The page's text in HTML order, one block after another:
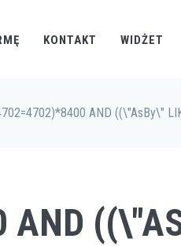
KONTAKT WIDŻET
AND ((\"AsBy\"
AND